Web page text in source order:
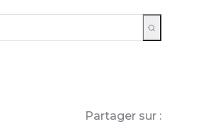
Partager sur :